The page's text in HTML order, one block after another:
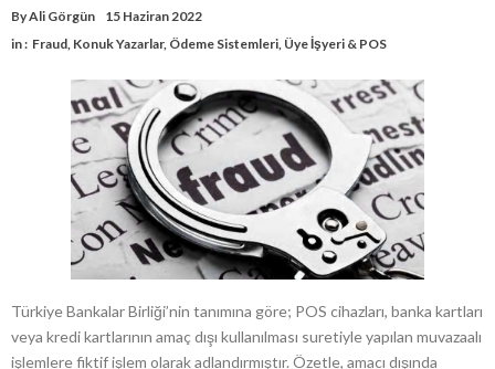
ByAli Görgün
15 Haziran 2022
in : Fraud, Konuk Yazarlar, Ödeme Sistemleri, Üye İşyeri & POS
Türkiye Bankalar Birliği’nin tanımına göre; POS cihazları, banka kartları
veya kredi kartlarının amaç dışı kullanılması suretiyle yapılan muvazaalı
işlemlere fiktif işlem olarak adlandırmıştır. Özetle, amacı dışında